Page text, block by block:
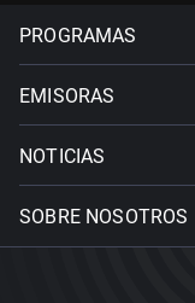
PROGRAMAS
EMISORAS
NOTICIAS
SOBRE NOSOTROS